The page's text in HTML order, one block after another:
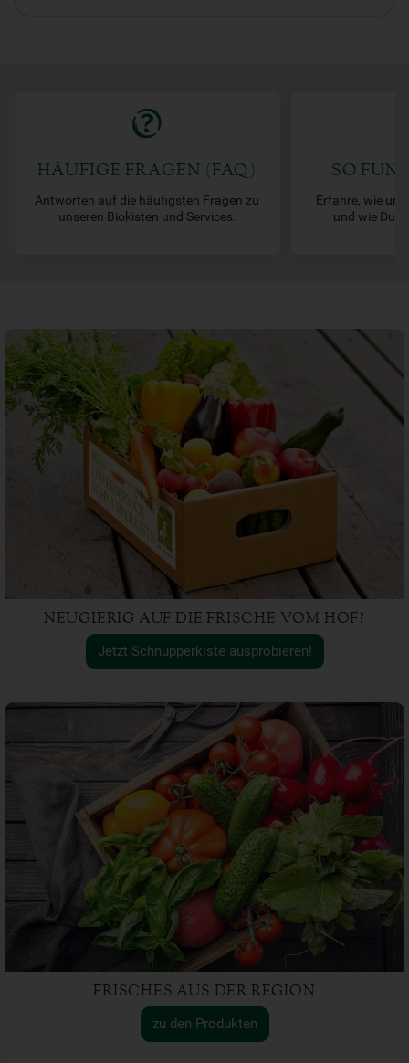
HÄUFIGE FRAGEN (FAQ)
Antworten auf die häufigsten Fragen zu
unseren Biokisten und Services.
SO
Erfahre, wie
und wie Du
NEUGIERIG AUF DIE FRISCHE VOM HOF?
Jetzt Schnupperkiste ausprobieren!
FRISCHES AUS DER REGION
zu den Produkten